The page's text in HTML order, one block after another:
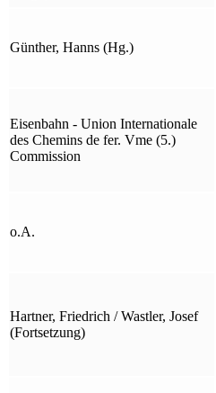
Günther, Hanns (Hg.)
Eisenbahn - Union Internationale
des Chemins de fer. Vme (5.)
Commission
o.A.
Hartner, Friedrich / Wastler, Josef
(Fortsetzung)